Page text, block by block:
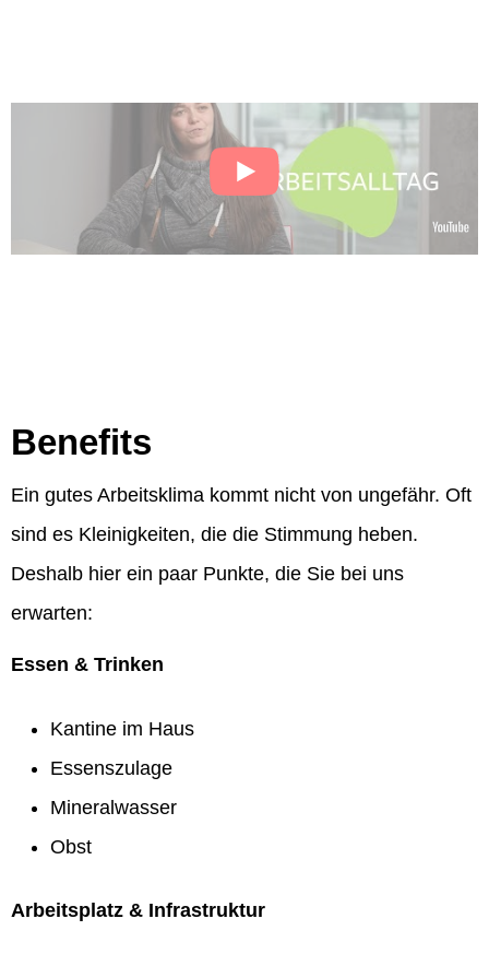
Benefits
Ein gutes Arbeitsklima kommt nicht von ungefähr. Oft
sind es Kleinigkeiten, die die Stimmung heben.
Deshalb hier ein paar Punkte, die Sie bei uns
erwarten:
Essen & Trinken
Kantine im Haus
Essenszulage
Mineralwasser
Obst
Arbeitsplatz & Infrastruktur